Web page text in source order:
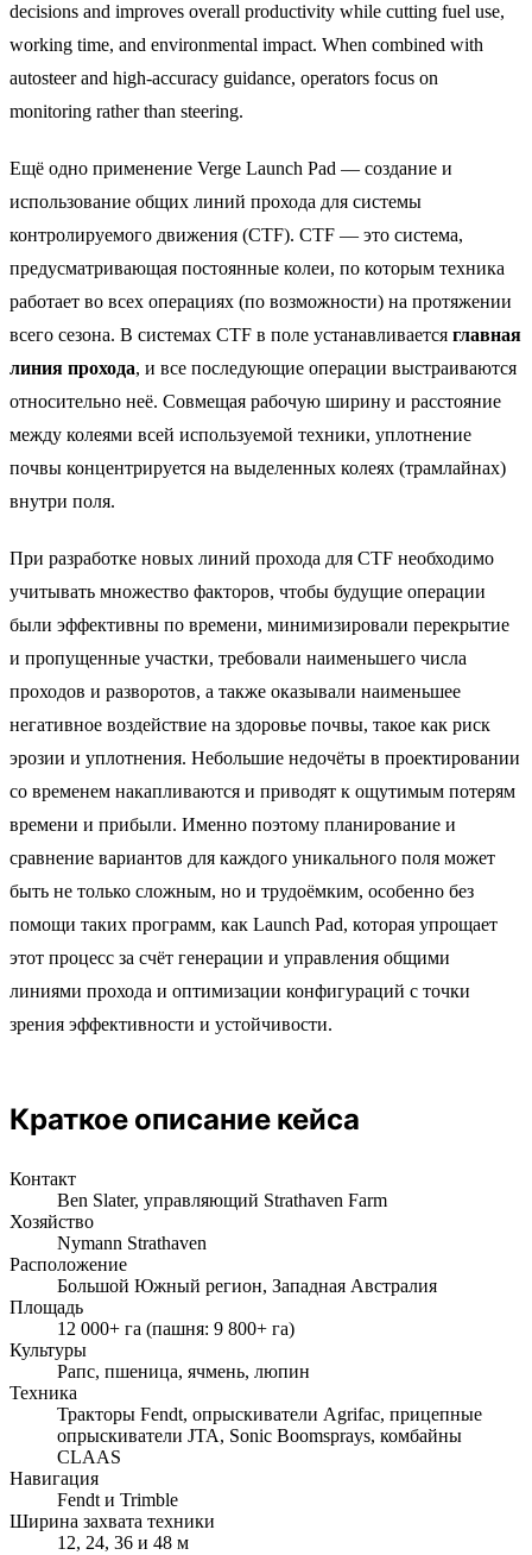
decisions and improves overall productivity while cutting fuel use,
working time, and environmental impact. When combined with
autosteer and high-accuracy guidance, operators focus on
monitoring rather than steering.
Ещё одно применение Verge Launch Pad — создание и
использование общих линий прохода для системы
контролируемого движения (CTF). CTF — это система,
предусматривающая постоянные колеи, по которым техника
работает во всех операциях (по возможности) на протяжении
всего сезона. В системах CTF в поле устанавливается главная
линия прохода, и все последующие операции выстраиваются
относительно неё. Совмещая рабочую ширину и расстояние
между колеями всей используемой техники, уплотнение
почвы концентрируется на выделенных колеях (трамлайнах)
внутри поля.
При разработке новых линий прохода для CTF необходимо
учитывать множество факторов, чтобы будущие операции
были эффективны по времени, минимизировали перекрытие
и пропущенные участки, требовали наименьшего числа
проходов и разворотов, а также оказывали наименьшее
негативное воздействие на здоровье почвы, такое как риск
эрозии и уплотнения. Небольшие недочёты в проектировании
со временем накапливаются и приводят к ощутимым потерям
времени и прибыли. Именно поэтому планирование и
сравнение вариантов для каждого уникального поля может
быть не только сложным, но и трудоёмким, особенно без
помощи таких программ, как Launch Pad, которая упрощает
этот процесс за счёт генерации и управления общими
линиями прохода и оптимизации конфигураций с точки
зрения эффективности и устойчивости.
Краткое описание кейса
Контакт
Ben Slater, управляющий Strathaven Farm
Хозяйство
Nymann Strathaven
Расположение
Большой Южный регион, Западная Австралия
Площадь
12 000+ га (пашня: 9 800+ га)
Культуры
Рапс, пшеница, ячмень, люпин
Техника
Тракторы Fendt, опрыскиватели Agrifac, прицепные
опрыскиватели JTA, Sonic Boomsprays, комбайны
CLAAS
Навигация
Fendt и Trimble
Ширина захвата техники
12, 24, 36 и 48 м